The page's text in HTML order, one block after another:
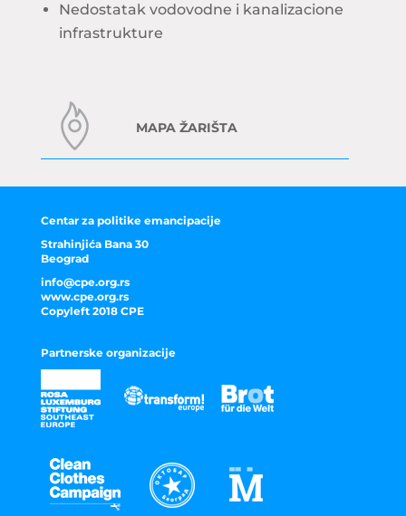
Nedostatak vodovodne i kanalizacione
infrastrukture
MAPA ŽARIŠTA
Centar za politike emancipacije
Strahinjića Bana 30
Beograd
info@cpe.org.rs
www.cpe.org.rs
Copyleft 2018 CPE
Partnerske organizacije